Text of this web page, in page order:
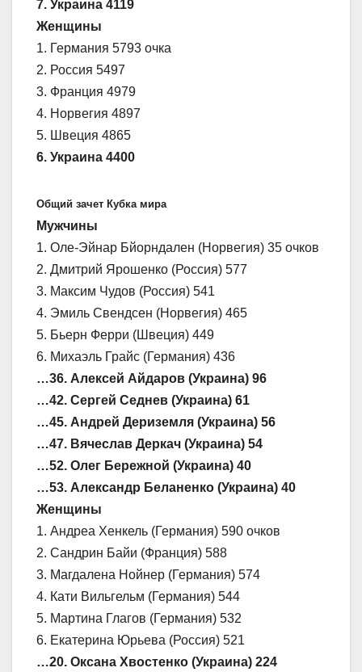
7. Украина 4119
Женщины
1. Германия 5793 очка
2. Россия 5497
3. Франция 4979
4. Норвегия 4897
5. Швеция 4865
6. Украина 4400
Общий зачет Кубка мира
Мужчины
1. Оле-Эйнар Бйорндален (Норвегия) 35 очков
2. Дмитрий Ярошенко (Россия) 577
3. Максим Чудов (Россия) 541
4. Эмиль Свендсен (Норвегия) 465
5. Бьерн Ферри (Швеция) 449
6. Михаэль Грайс (Германия) 436
…36. Алексей Айдаров (Украина) 96
…42. Сергей Седнев (Украина) 61
…45. Андрей Дериземля (Украина) 56
…47. Вячеслав Деркач (Украина) 54
…52. Олег Бережной (Украина) 40
…53. Александр Беланенко (Украина) 40
Женщины
1. Андреа Хенкель (Германия) 590 очков
2. Сандрин Байи (Франция) 588
3. Магдалена Нойнер (Германия) 574
4. Кати Вильгельм (Германия) 544
5. Мартина Глагов (Германия) 532
6. Екатерина Юрьева (Россия) 521
…20. Оксана Хвостенко (Украина) 224